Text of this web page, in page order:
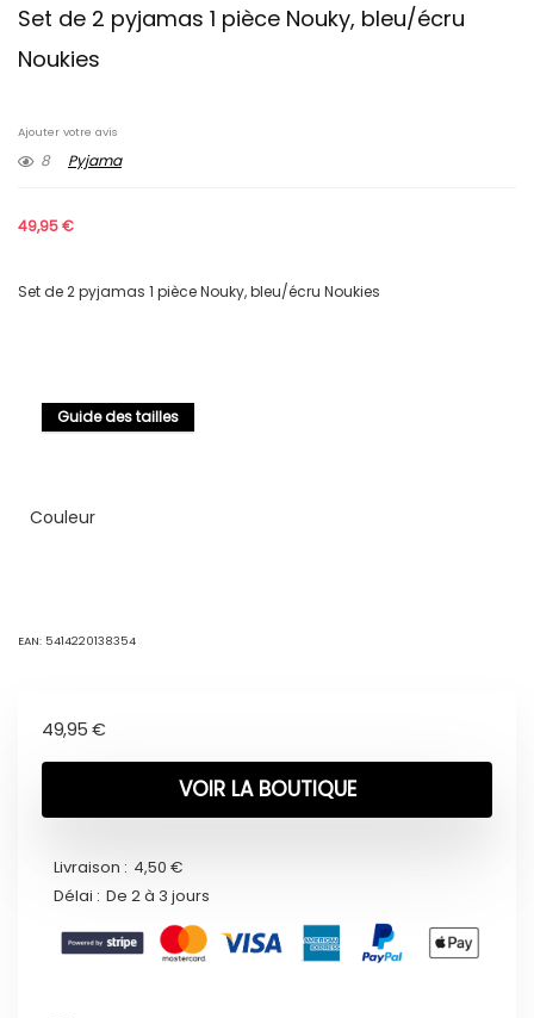
Set de 2 pyjamas 1 pièce Nouky, bleu/écru
Noukies
Ajouter votre avis
8 Pyjama
49,95€
Set de 2 pyjamas 1 pièce Nouky, bleu/écru Noukies
Guide des tailles
Couleur
EAN: 5414220138354
49,95 €
VOIR LA BOUTIQUE
Livraison : 4,50 €
Délai : De 2 à 3 jours